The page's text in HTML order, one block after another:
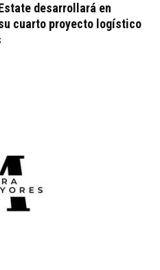
desarrollará en
cuarto proyecto logístico